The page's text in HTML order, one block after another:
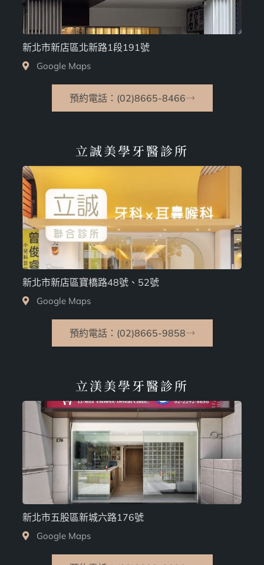
新北市新店區北新路1段191號
Google Maps
預約電話：(02)8665-8466
立誠美學牙醫診所
新北市新店區寶橋路48號、52號
Google Maps
預約電話：(02)8665-9858
立渼美學牙醫診所
新北市五股區新城六路176號
Google Maps